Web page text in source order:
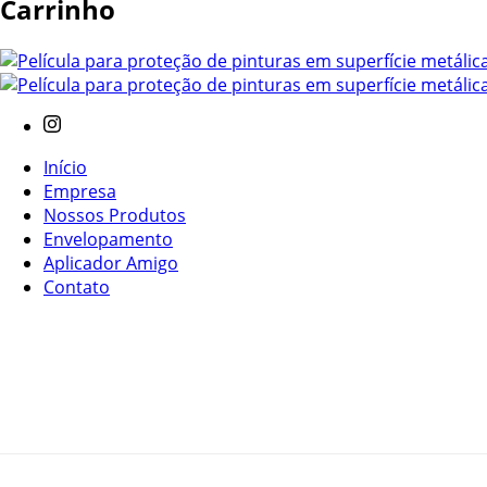
Carrinho
Início
Empresa
Nossos Produtos
Envelopamento
Aplicador Amigo
Contato